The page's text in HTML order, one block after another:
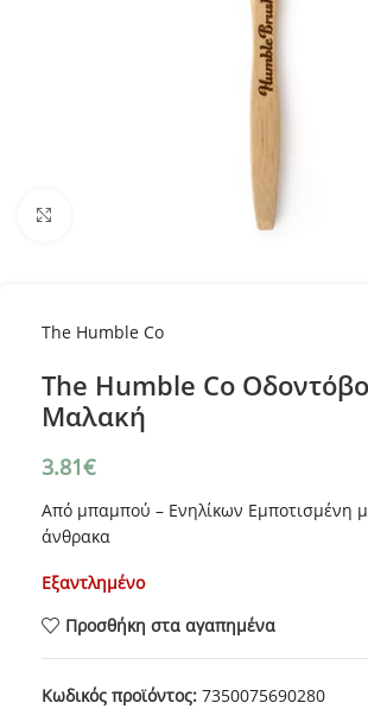
The Humble Co
The Humble Co
Μαλακή
3.81€
Από μπαμπού – Ενηλίκων Εμποτισμένη
άνθρακα
Εξαντλημένο
Προσθήκη στα αγαπημένα
Κωδικός προϊόντος: 7350075690280